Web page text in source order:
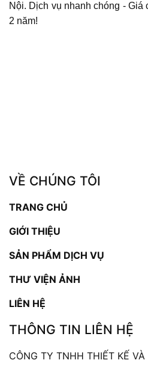
Nội. Dịch vụ nhanh chóng - Giá
2 năm!
VỀ CHÚNG TÔI
TRANG CHỦ
GIỚI THIỆU
SẢN PHẨM DỊCH VỤ
THƯ VIỆN ẢNH
LIÊN HỆ
THÔNG TIN LIÊN HỆ
CÔNG TY TNHH THIẾT KẾ